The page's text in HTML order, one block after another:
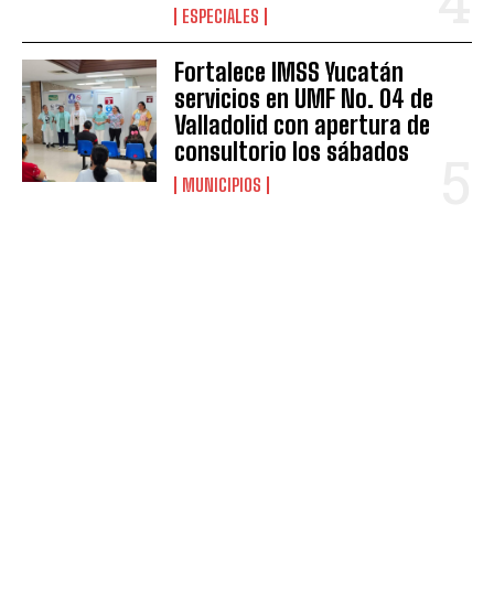
ESPECIALES
Fortalece IMSS Yucatán
servicios en UMF No. 04 de
Valladolid con apertura de
consultorio los sábados
MUNICIPIOS